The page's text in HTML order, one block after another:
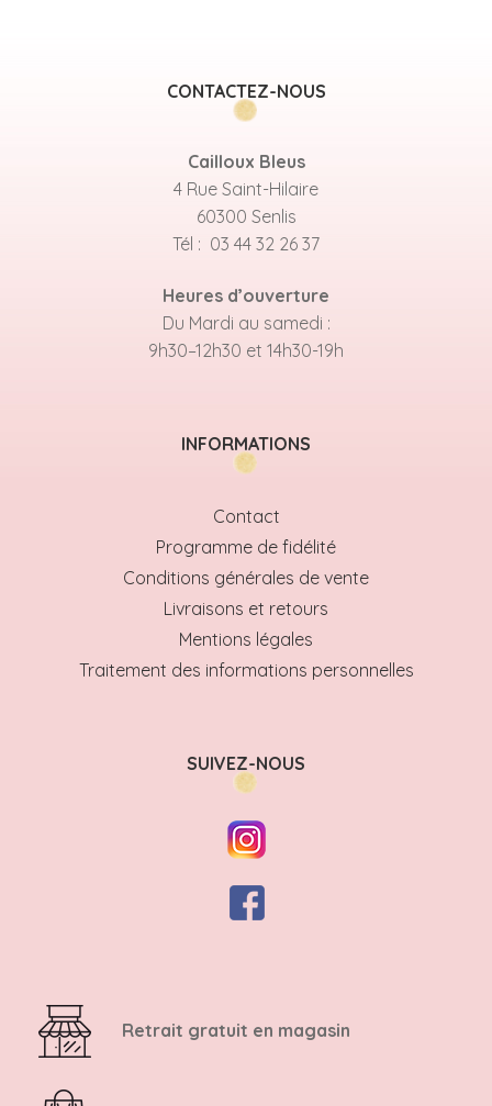
CONTACTEZ-NOUS
Cailloux Bleus
4 Rue Saint-Hilaire
60300 Senlis
Tél : 03 44 32 26 37
Heures d’ouverture
Du Mardi au samedi :
9h30–12h30 et 14h30-19h
INFORMATIONS
Contact
Programme de fidélité
Conditions générales de vente
Livraisons et retours
Mentions légales
Traitement des informations personnelles
SUIVEZ-NOUS
Retrait gratuit en magasin